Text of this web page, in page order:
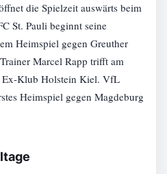
die Spielzeit auswärts beim
St. Pauli beginnt seine
Heimspiel gegen Greuther
Marcel Rapp trifft am
Ex-Klub Holstein Kiel. VfL
Heimspiel gegen Magdeburg